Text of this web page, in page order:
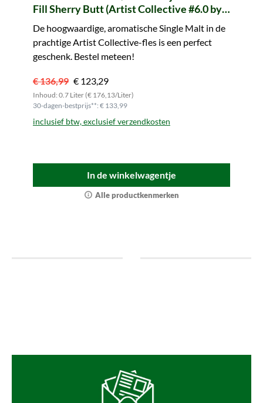
Fill Sherry Butt (Artist Collective #6.0 by
De hoogwaardige, aromatische Single Malt in de
prachtige Artist Collective-fles is een perfect
geschenk. Bestel meteen!
€ 136,99 € 123,29
Inhoud: 0.7 Liter (€ 176,13/Liter)
30-dagen-bestprijs**: € 133,99
inclusief btw, exclusief verzendkosten
In de winkelwagentje
Alle productkenmerken